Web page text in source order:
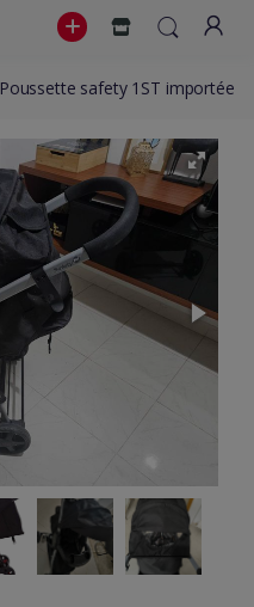
Poussette safety 1ST importée